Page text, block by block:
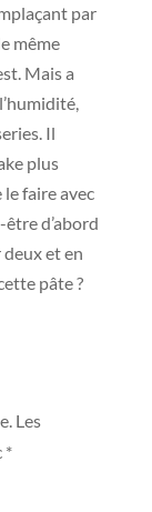
par
même
Mais a
Il
plus
faire avec
d’abord
et en
pâte ?
Les
*